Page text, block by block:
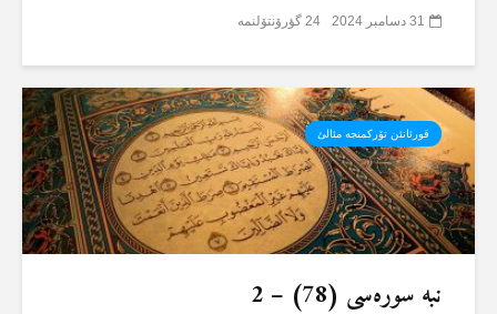
31 دسامبر 2024 24 گؤرۆنتۆلنمە
قورئانئن تۆرکمنجە مئالئ
نبە سورەسی (78) – 2